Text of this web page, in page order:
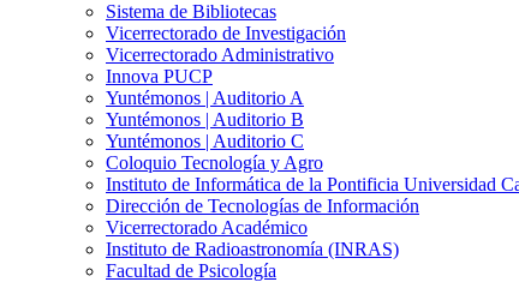
Sistema de Bibliotecas
Vicerrectorado de Investigación
Vicerrectorado Administrativo
Innova PUCP
Yuntémonos | Auditorio A
Yuntémonos | Auditorio B
Yuntémonos | Auditorio C
Coloquio Tecnología y Agro
Instituto de Informática de la Pontificia Universidad
Dirección de Tecnologías de Información
Vicerrectorado Académico
Instituto de Radioastronomía (INRAS)
Facultad de Psicología